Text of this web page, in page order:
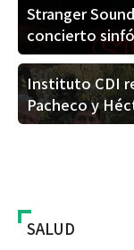
Stranger
concierto
Instituto CDI
Pacheco y
SALUD